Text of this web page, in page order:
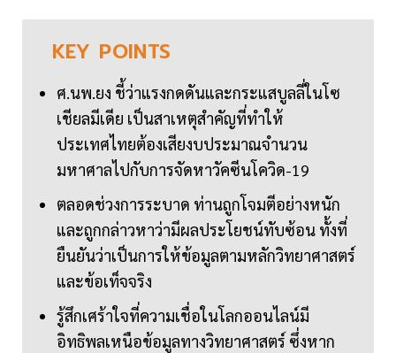
KEY POINTS
ศ.นพ.ยง ชี้ว่าแรงกดดันและกระแสบูลลี่ในโซ
เชียลมีเดีย เป็นสาเหตุสำคัญที่ทำให้
ประเทศไทยต้องเสียงบประมาณจำนวน
มหาศาลไปกับการจัดหาวัคซีนโควิด-19
ตลอดช่วงการระบาด ท่านถูกโจมตีอย่างหนัก
และถูกกล่าวหาว่ามีผลประโยชน์ทับซ้อน ทั้งที่
ยืนยันว่าเป็นการให้ข้อมูลตามหลักวิทยาศาสตร์
และข้อเท็จจริง
รู้สึกเศร้าใจที่ความเชื่อในโลกออนไลน์มี
อิทธิพลเหนือข้อมูลทางวิทยาศาสตร์ ซึ่งหาก